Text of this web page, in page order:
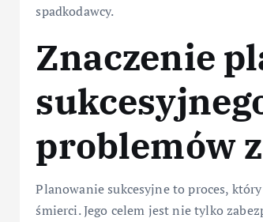
spadkodawcy.
Znaczenie
problemów
Planowanie sukcesyjne to proces,
śmierci. Jego celem jest nie tylko